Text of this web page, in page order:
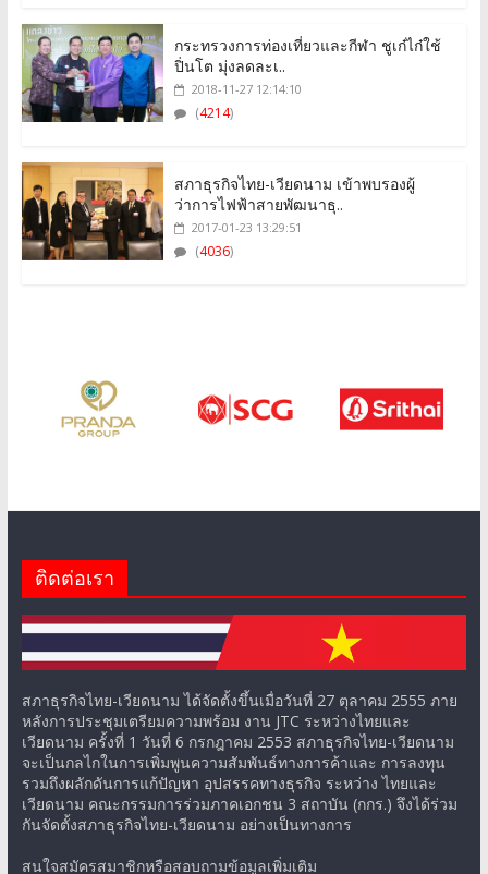
กระทรวงการท่องเที่ยวและกีฬา ชูเก๋ไก๋ใช้
ปิ่นโต มุ่งลดละเ..
2018-11-27 12:14:10
(4214)
สภาธุรกิจไทย-เวียดนาม เข้าพบรองผู้
ว่าการไฟฟ้าสายพัฒนาธุ..
2017-01-23 13:29:51
(4036)
ติดต่อเรา
สภาธุรกิจไทย-เวียดนาม ได้จัดตั้งขึ้นเมื่อวันที่ 27 ตุลาคม 2555 ภาย
หลังการประชุมเตรียมความพร้อม งาน JTC ระหว่างไทยและ
เวียดนาม ครั้งที่ 1 วันที่ 6 กรกฎาคม 2553 สภาธุรกิจไทย-เวียดนาม
จะเป็นกลไกในการเพิ่มพูนความสัมพันธ์ทางการค้าและ การลงทุน
รวมถึงผลักดันการแก้ปัญหา อุปสรรคทางธุรกิจ ระหว่าง ไทยและ
เวียดนาม คณะกรรมการร่วมภาคเอกชน 3 สถาบัน (กกร.) จึงได้ร่วม
กันจัดตั้งสภาธุรกิจไทย-เวียดนาม อย่างเป็นทางการ
สนใจสมัครสมาชิกหรือสอบถามข้อมูลเพิ่มเติม